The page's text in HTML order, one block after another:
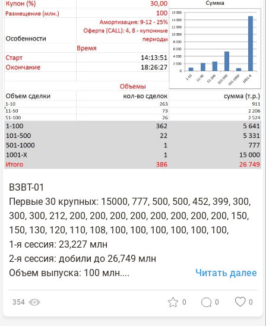
ВЗВТ-01
Первые 30 крупных: 15000, 777, 500, 500, 452, 399, 300,
300, 300, 212, 200, 200, 200, 200, 200, 200, 200, 200, 150,
150, 130, 120, 110, 108, 100, 100, 100, 100, 100, 100,
1-я сессия: 23,227 млн
2-я сессия: добили до 26,749 млн
Объем выпуска: 100 млн....
Читать далее
354 0 0 0